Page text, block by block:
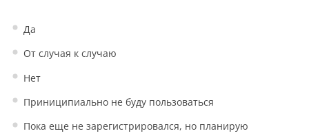
Да
От случая к случаю
Нет
Приниципиально не буду пользоваться
Пока еще не зарегистрировался, но планирую